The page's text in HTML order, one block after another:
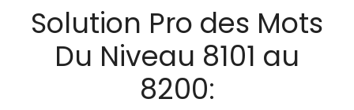
Solution Pro des Mots
Du Niveau 8101 au
8200: